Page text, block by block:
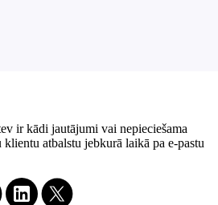
ir kādi jautājumi vai nepieciešama
atbalstu jebkurā laikā pa e-pastu